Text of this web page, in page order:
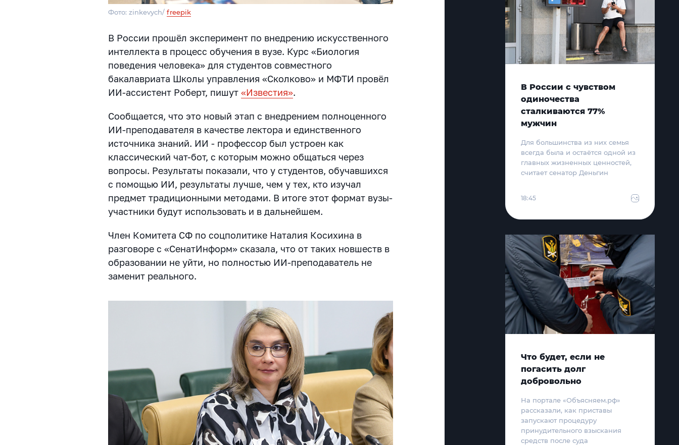
Фото: zinkevych/freepik
В России прошёл эксперимент по внедрению искусственного
интеллекта в процесс обучения в вузе. Курс «Биология
поведения человека» для студентов совместного
бакалавриата Школы управления «Сколково» и МФТИ провёл
ИИ-ассистент Роберт, пишут«Известия».
Сообщается, что это новый этап с внедрением полноценного
ИИ-преподавателя в качестве лектора и единственного
источника знаний. ИИ - профессор был устроен как
классический чат-бот, с которым можно общаться через
вопросы. Результаты показали, что у студентов, обучавшихся
с помощью ИИ, результаты лучше, чем у тех, кто изучал
предмет традиционными методами. В итоге этот формат вузы-
участники будут использовать и в дальнейшем.
Член Комитета СФ по соцполитике Наталия Косихина в
разговоре с «СенатИнформ» сказала, что от таких новшеств в
образовании не уйти, но полностью ИИ-преподаватель не
заменит реального.
В России с чувством
одиночества
сталкиваются 77%
мужчин
Для большинства из них семья
всегда была и остаётся одной из
главных жизненных ценностей,
считает сенатор Деньгин
18:45
Что будет, если не
погасить долг
добровольно
На портале «Объясняем.рф»
рассказали, как приставы
запускают процедуру
принудительного взыскания
средств после суда